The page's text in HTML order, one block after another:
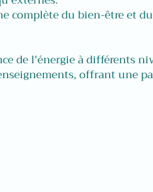
complète du bien-être et
de l'énergie à différents
offrant une